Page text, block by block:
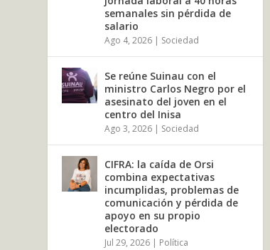
semanales sin pérdida de
salario
Ago 4, 2026 | Sociedad
Se reúne Suinau con el
ministro Carlos Negro por el
asesinato del joven en el
centro del Inisa
Ago 3, 2026 | Sociedad
CIFRA: la caída de Orsi
combina expectativas
incumplidas, problemas de
comunicación y pérdida de
apoyo en su propio
electorado
Jul 29, 2026 | Política